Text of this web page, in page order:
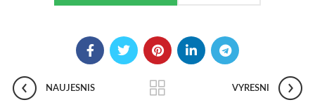
NAUJESNIS VYRESNI